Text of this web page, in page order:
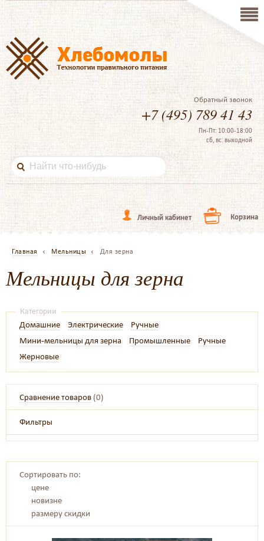
Обратный звонок
+7 (495) 789 41 43
Пн-Пт: 10:00-18:00
сб, вс: выходной
Личный кабинет Корзина
Главная Мельницы Для зерна
Мельницы для зерна
Категории
Домашние Электрические
Ручные
Мини-мельницы для зерна
Промышленные
Ручные
Жерновые
Сравнение товаров (0)
Фильтры
Сортировать по:
цене
новизне
размеру скидки